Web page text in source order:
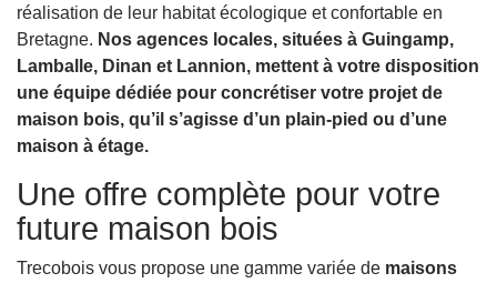
réalisation de leur habitat écologique et confortable en
Bretagne. Nos agences locales, situées à Guingamp,
Lamballe, Dinan et Lannion, mettent à votre disposition
une équipe dédiée pour concrétiser votre projet de
maison bois, qu’il s’agisse d’un plain-pied ou d’une
maison à étage.
Une offre complète pour votre
future maison bois
Trecobois vous propose une gamme variée de maisons